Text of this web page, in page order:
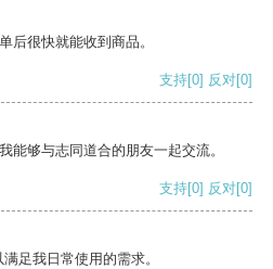
后很快就能收到商品。
支持[0] 反对[0]
能够与志同道合的朋友一起交流。
支持[0] 反对[0]
足我日常使用的需求。